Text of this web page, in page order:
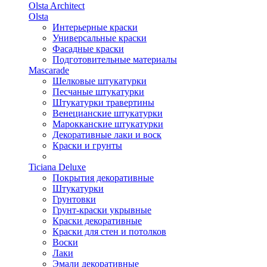
Olsta Architect
Olsta
Интерьерные краски
Универсальные краски
Фасадные краски
Подготовительные материалы
Mascarade
Шелковые штукатурки
Песчаные штукатурки
Штукатурки травертины
Венецианские штукатурки
Марокканские штукатурки
Декоративные лаки и воск
Краски и грунты
Ticiana Deluxe
Покрытия декоративные
Штукатурки
Грунтовки
Грунт-краски укрывные
Краски декоративные
Краски для стен и потолков
Воски
Лаки
Эмали декоративные